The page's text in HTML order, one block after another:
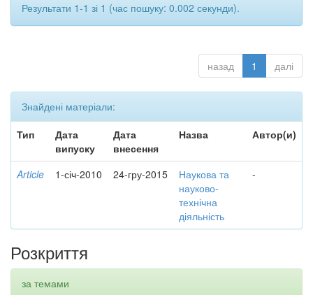
Результати 1-1 зі 1 (час пошуку: 0.002 секунди).
назад 1 далі
Знайдені матеріали:
Тип
Дата
випуску
Дата
внесення
Назва Автор(и)
Article 1-січ-2010 24-гру-2015
Наукова та
науково-
технічна
діяльність
-
Розкриття
за темами